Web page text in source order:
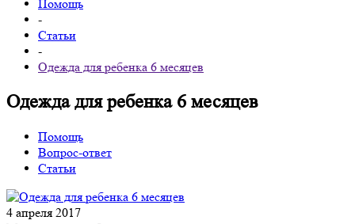
Помощь
-
Статьи
-
Одежда для ребенка 6 месяцев
Одежда для ребенка 6 месяцев
Помощь
Вопрос-ответ
Статьи
4 апреля 2017